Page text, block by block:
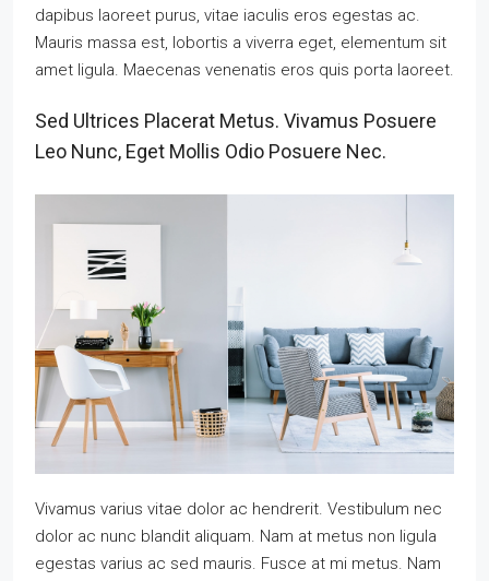
dapibus laoreet purus, vitae iaculis eros egestas ac.
Mauris massa est, lobortis a viverra eget, elementum sit
amet ligula. Maecenas venenatis eros quis porta laoreet.
Sed Ultrices Placerat Metus. Vivamus Posuere
Leo Nunc, Eget Mollis Odio Posuere Nec.
Vivamus varius vitae dolor ac hendrerit. Vestibulum nec
dolor ac nunc blandit aliquam. Nam at metus non ligula
egestas varius ac sed mauris. Fusce at mi metus. Nam